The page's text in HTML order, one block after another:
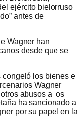
ejército bielorruso
antes de
Wagner han
desde que se
congeló los bienes e
Wagner
abusos a los
ha sancionado a
por su papel en la